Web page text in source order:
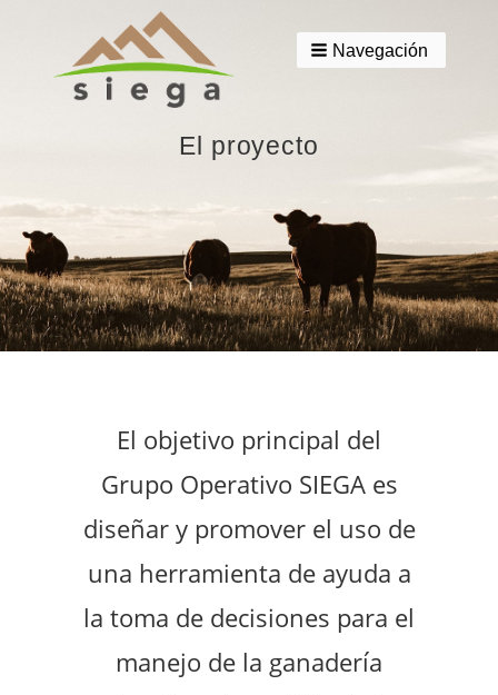
Navegación
El proyecto
El objetivo principal del
Grupo Operativo SIEGA es
diseñar y promover el uso de
una herramienta de ayuda a
la toma de decisiones para el
manejo de la ganadería